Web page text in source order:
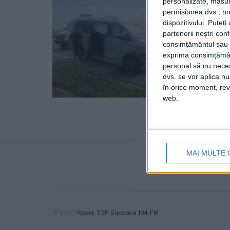
permisiunea dvs.,
dispozitivului. Puteți
partenerii noștri
consimțământul
exprima
personal să nu
dvs. se vor aplica
în orice moment,
web.
MAI MULTE
Radio TOP Suceava 104 FM